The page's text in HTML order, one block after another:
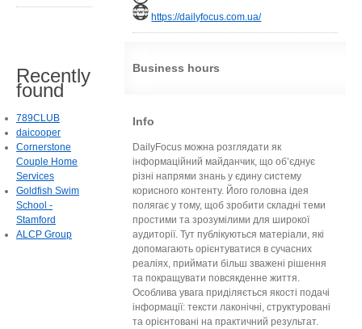
https://dailyfocus.com.ua/
Business hours
Info
DailyFocus можна розглядати як
інформаційний майданчик, що об’єднує
різні напрями знань у єдину систему
корисного контенту. Його головна ідея
полягає у тому, щоб зробити складні теми
простими та зрозумілими для широкої
аудиторії. Тут публікуються матеріали, які
допомагають орієнтуватися в сучасних
реаліях, приймати більш зважені рішення
та покращувати повсякденне життя.
Особлива увага приділяється якості подачі
інформації: тексти лаконічні, структуровані
та орієнтовані на практичний результат.
Recently
found
789CLUB
daicooper
Cornerstone
Couple Home
Services
Goldfish Swim
School -
Stamford
ALCP Group